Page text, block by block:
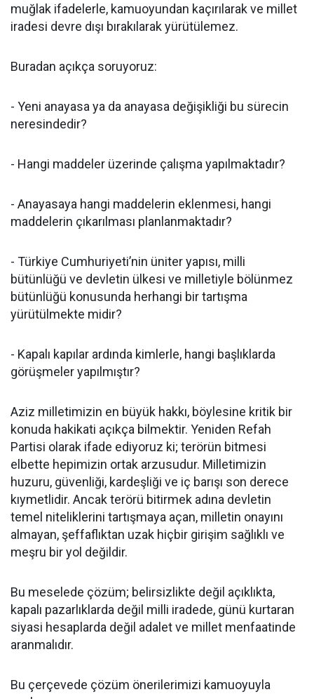
muğlak ifadelerle, kamuoyundan kaçırılarak ve millet
iradesi devre dışı bırakılarak yürütülemez.
Buradan açıkça soruyoruz:
- Yeni anayasa ya da anayasa değişikliği bu sürecin
neresindedir?
- Hangi maddeler üzerinde çalışma yapılmaktadır?
- Anayasaya hangi maddelerin eklenmesi, hangi
maddelerin çıkarılması planlanmaktadır?
- Türkiye Cumhuriyeti’nin üniter yapısı, milli
bütünlüğü ve devletin ülkesi ve milletiyle bölünmez
bütünlüğü konusunda herhangi bir tartışma
yürütülmekte midir?
- Kapalı kapılar ardında kimlerle, hangi başlıklarda
görüşmeler yapılmıştır?
Aziz milletimizin en büyük hakkı, böylesine kritik bir
konuda hakikati açıkça bilmektir. Yeniden Refah
Partisi olarak ifade ediyoruz ki; terörün bitmesi
elbette hepimizin ortak arzusudur. Milletimizin
huzuru, güvenliği, kardeşliği ve iç barışı son derece
kıymetlidir. Ancak terörü bitirmek adına devletin
temel niteliklerini tartışmaya açan, milletin onayını
almayan, şeffaflıktan uzak hiçbir girişim sağlıklı ve
meşru bir yol değildir.
Bu meselede çözüm; belirsizlikte değil açıklıkta,
kapalı pazarlıklarda değil milli iradede, günü kurtaran
siyasi hesaplarda değil adalet ve millet menfaatinde
aranmalıdır.
Bu çerçevede çözüm önerilerimizi kamuoyuyla